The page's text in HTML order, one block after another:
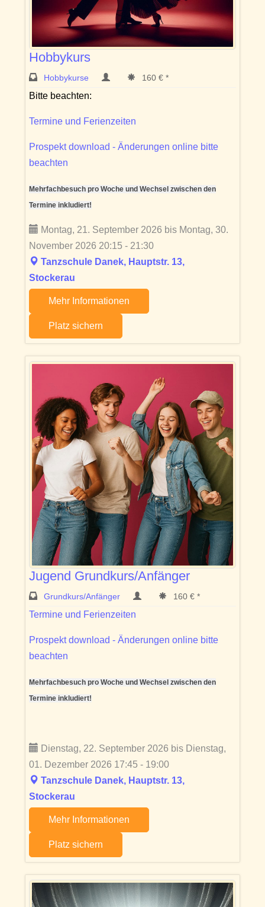
Hobbykurs
Hobbykurse 160 € *
Bitte beachten:
Termine und Ferienzeiten
Prospekt download - Änderungen online bitte
beachten
Mehrfachbesuch pro Woche und Wechsel zwischen den
Termine inkludiert!
Montag, 21. September 2026 bis Montag, 30.
November 2026 20:15 - 21:30
Tanzschule Danek, Hauptstr. 13,
Stockerau
Mehr Informationen
Platz sichern
Jugend Grundkurs/Anfänger
Grundkurs/Anfänger 160 € *
Termine und Ferienzeiten
Prospekt download - Änderungen online bitte
beachten
Mehrfachbesuch pro Woche und Wechsel zwischen den
Termine inkludiert!
Dienstag, 22. September 2026 bis Dienstag,
01. Dezember 2026 17:45 - 19:00
Tanzschule Danek, Hauptstr. 13,
Stockerau
Mehr Informationen
Platz sichern